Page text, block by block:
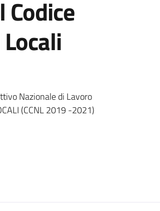
Nazionale di Lavoro
(CCNL 2019 -2021)